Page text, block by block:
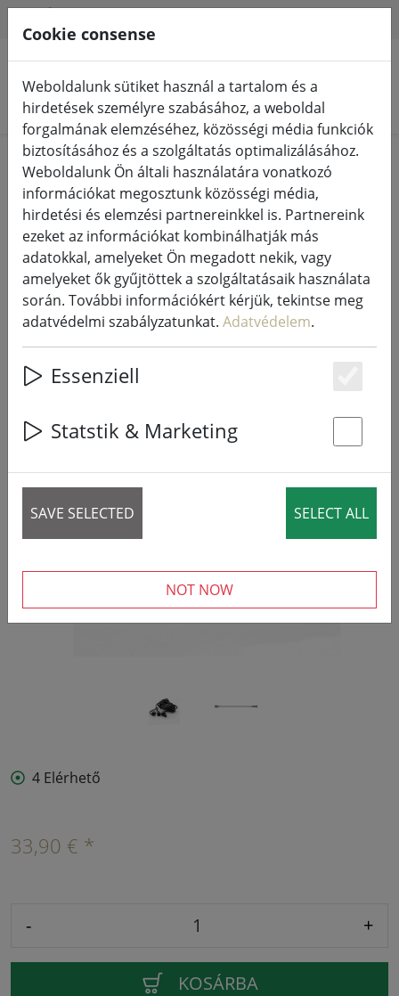
Termékek keresése
Home Tündérfények és világítás Tündérfények
Sirius Tech-Line tündérvilágítás
hosszabbító 230V 15 m fekete
‹ ›
4 Elérhető
33,90 € *
- +
KOSÁRBA
Cookie consense
Weboldalunk sütiket használ a tartalom és a
hirdetések személyre szabásához, a weboldal
forgalmának elemzéséhez, közösségi média funkciók
biztosításához és a szolgáltatás optimalizálásához.
Weboldalunk Ön általi használatára vonatkozó
információkat megosztunk közösségi média,
hirdetési és elemzési partnereinkkel is. Partnereink
ezeket az információkat kombinálhatják más
adatokkal, amelyeket Ön megadott nekik, vagy
amelyeket ők gyűjtöttek a szolgáltatásaik használata
során. További információkért kérjük, tekintse meg
adatvédelmi szabályzatunkat. Adatvédelem.
Essenziell
Statstik & Marketing
SAVE SELECTED SELECT ALL
NOT NOW